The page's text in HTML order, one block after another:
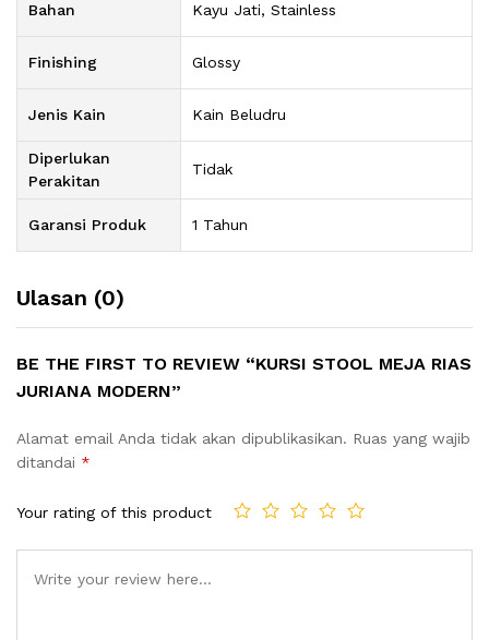
Bahan Kayu Jati, Stainless
Finishing Glossy
Jenis Kain Kain Beludru
Diperlukan
Perakitan
Tidak
Garansi Produk 1 Tahun
Ulasan (0)
BE THE FIRST TO REVIEW “KURSI STOOL MEJA RIAS
JURIANA MODERN”
Alamat email Anda tidak akan dipublikasikan. Ruas yang wajib
ditandai *
Your rating of this product